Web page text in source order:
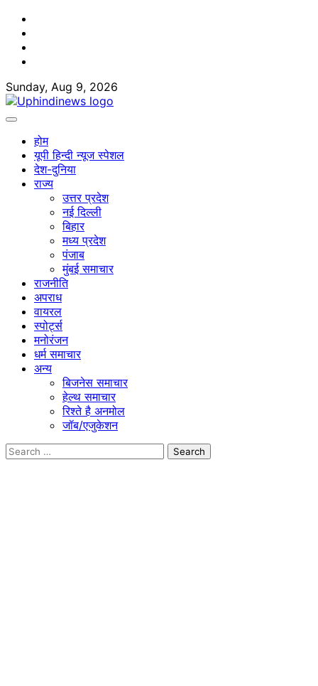
Skip
content
Sunday, Aug 9, 2026
होम
यूपी हिन्दी न्यूज स्पेशल
देश-दुनिया
राज्य
उत्तर प्रदेश
नई दिल्ली
बिहार
मध्य प्रदेश
पंजाब
मुंबई समाचार
राजनीति
अपराध
वायरल
स्पोर्ट्स
मनोरंजन
धर्म समाचार
अन्य
बिजनेस समाचार
हेल्थ समाचार
रिश्ते है अनमोल
जॉब/एजुकेशन
Search